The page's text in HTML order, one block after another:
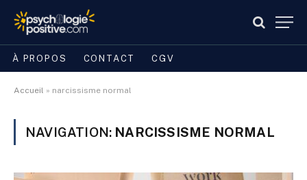
À PROPOS CONTACT CGV
Accueil » narcissisme normal
NAVIGATION: NARCISSISME NORMAL